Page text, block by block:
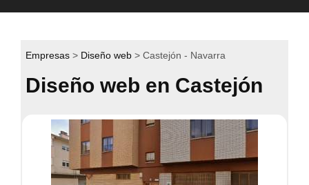
Empresas Diseño web Castejón - Navarra
Diseño web en Castejón